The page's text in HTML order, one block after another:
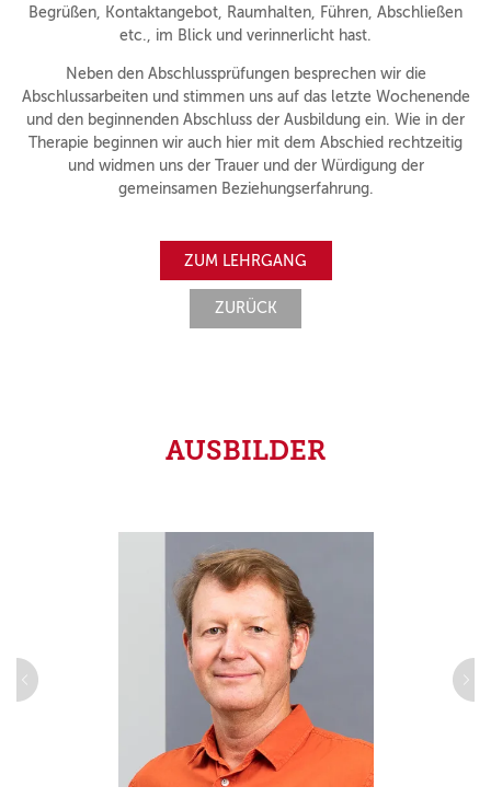
Begrüßen, Kontaktangebot, Raumhalten, Führen, Abschließen
etc., im Blick und verinnerlicht hast.
Neben den Abschlussprüfungen besprechen wir die
Abschlussarbeiten und stimmen uns auf das letzte Wochenende
und den beginnenden Abschluss der Ausbildung ein. Wie in der
Therapie beginnen wir auch hier mit dem Abschied rechtzeitig
und widmen uns der Trauer und der Würdigung der
gemeinsamen Beziehungserfahrung.
ZUM LEHRGANG
ZURÜCK
AUSBILDER